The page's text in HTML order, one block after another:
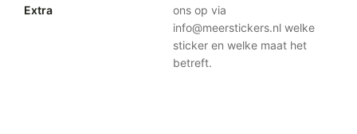
Extra
ons op via
info@meerstickers.nl welke
sticker en welke maat het
betreft.